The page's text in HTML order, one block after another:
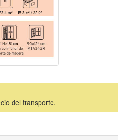
del transporte.